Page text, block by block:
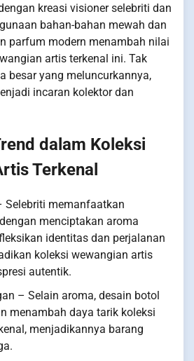
kreasi visioner selebriti dan
bahan-bahan mewah dan
parfum modern menambah nilai
artis terkenal ini. Tak
besar yang meluncurkannya,
incaran kolektor dan
dalam Koleksi
Terkenal
Selebriti memanfaatkan
menciptakan aroma
identitas dan perjalanan
koleksi wewangian artis
autentik.
– Selain aroma, desain botol
menambah daya tarik koleksi
menjadikannya barang